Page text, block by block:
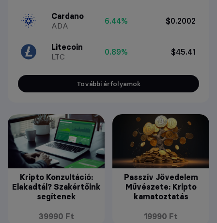
Cardano
ADA
6.44% $0.2002
Litecoin
LTC
0.89% $45.41
További árfolyamok
Kripto Konzultáció:
Elakadtál? Szakértőink
segítenek
39990 Ft
Passzív Jövedelem
Művészete: Kripto
kamatoztatás
19990 Ft